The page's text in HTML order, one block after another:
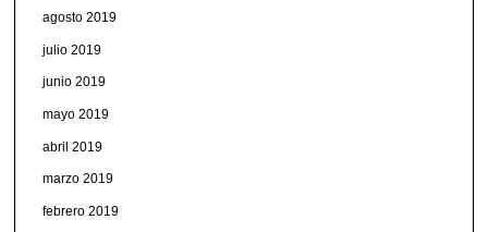
agosto 2019
julio 2019
junio 2019
mayo 2019
abril 2019
marzo 2019
febrero 2019